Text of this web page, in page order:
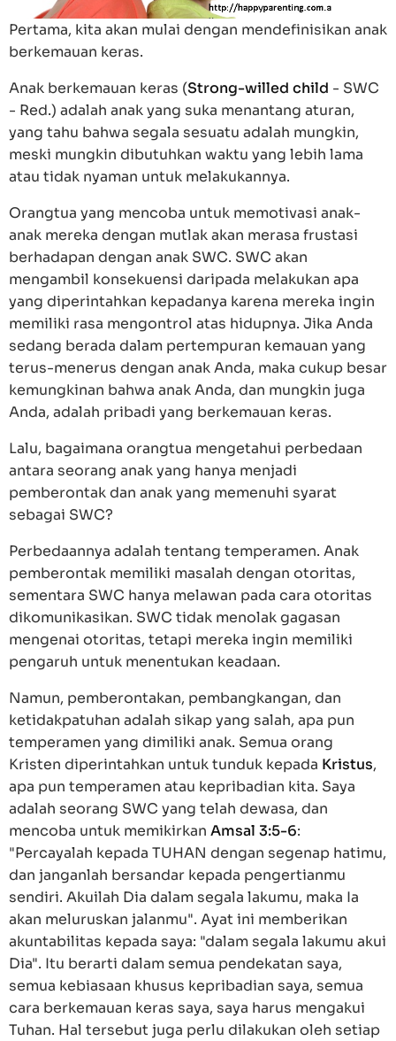
Pertama, kita akan mulai dengan mendefinisikan anak
berkemauan keras.
Anak berkemauan keras (Strong-willed child - SWC
- Red.) adalah anak yang suka menantang aturan,
yang tahu bahwa segala sesuatu adalah mungkin,
meski mungkin dibutuhkan waktu yang lebih lama
atau tidak nyaman untuk melakukannya.
Orangtua yang mencoba untuk memotivasi anak-
anak mereka dengan mutlak akan merasa frustasi
berhadapan dengan anak SWC. SWC akan
mengambil konsekuensi daripada melakukan apa
yang diperintahkan kepadanya karena mereka ingin
memiliki rasa mengontrol atas hidupnya. Jika Anda
sedang berada dalam pertempuran kemauan yang
terus-menerus dengan anak Anda, maka cukup besar
kemungkinan bahwa anak Anda, dan mungkin juga
Anda, adalah pribadi yang berkemauan keras.
Lalu, bagaimana orangtua mengetahui perbedaan
antara seorang anak yang hanya menjadi
pemberontak dan anak yang memenuhi syarat
sebagai SWC?
Perbedaannya adalah tentang temperamen. Anak
pemberontak memiliki masalah dengan otoritas,
sementara SWC hanya melawan pada cara otoritas
dikomunikasikan. SWC tidak menolak gagasan
mengenai otoritas, tetapi mereka ingin memiliki
pengaruh untuk menentukan keadaan.
Namun, pemberontakan, pembangkangan, dan
ketidakpatuhan adalah sikap yang salah, apa pun
temperamen yang dimiliki anak. Semua orang
Kristen diperintahkan untuk tunduk kepada Kristus,
apa pun temperamen atau kepribadian kita. Saya
adalah seorang SWC yang telah dewasa, dan
mencoba untuk memikirkan Amsal 3:5-6:
"Percayalah kepada TUHAN dengan segenap hatimu,
dan janganlah bersandar kepada pengertianmu
sendiri. Akuilah Dia dalam segala lakumu, maka Ia
akan meluruskan jalanmu". Ayat ini memberikan
akuntabilitas kepada saya: "dalam segala lakumu akui
Dia". Itu berarti dalam semua pendekatan saya,
semua kebiasaan khusus kepribadian saya, semua
cara berkemauan keras saya, saya harus mengakui
Tuhan. Hal tersebut juga perlu dilakukan oleh setiap